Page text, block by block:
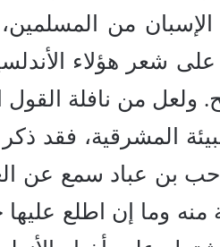
الإسبان من
على شعر هؤلاء
ولعل من نافلة القول
المشرقية، فقد
بن عباد سمع عن
وما إن اطلع عليها